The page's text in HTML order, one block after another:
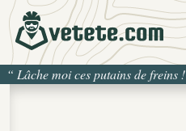
“ Lâche moi ces putains de freins !